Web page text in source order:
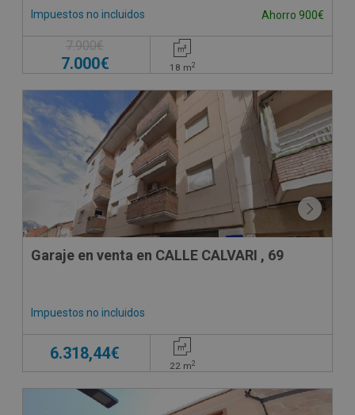
Impuestos no incluidos Ahorro 900€
7.900€
7.000€ 18 m2
CESIÓN DE REMATE
Garaje en venta en CALLE CALVARI , 69
Impuestos no incluidos
6.318,44€
22 m2